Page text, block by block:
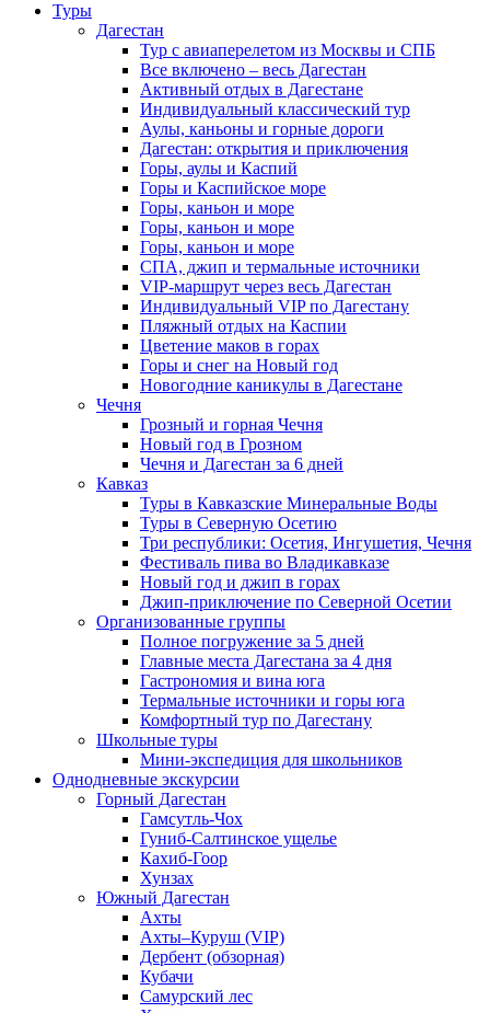
Туры
Дагестан
Тур с авиаперелетом из Москвы и СПБ
Все включено – весь Дагестан
Активный отдых в Дагестане
Индивидуальный классический тур
Аулы, каньоны и горные дороги
Дагестан: открытия и приключения
Горы, аулы и Каспий
Горы и Каспийское море
Горы, каньон и море
Горы, каньон и море
Горы, каньон и море
СПА, джип и термальные источники
VIP-маршрут через весь Дагестан
Индивидуальный VIP по Дагестану
Пляжный отдых на Каспии
Цветение маков в горах
Горы и снег на Новый год
Новогодние каникулы в Дагестане
Чечня
Грозный и горная Чечня
Новый год в Грозном
Чечня и Дагестан за 6 дней
Кавказ
Туры в Кавказские Минеральные Воды
Туры в Северную Осетию
Три республики: Осетия, Ингушетия, Чечня
Фестиваль пива во Владикавказе
Новый год и джип в горах
Джип-приключение по Северной Осетии
Организованные группы
Полное погружение за 5 дней
Главные места Дагестана за 4 дня
Гастрономия и вина юга
Термальные источники и горы юга
Комфортный тур по Дагестану
Школьные туры
Мини-экспедиция для школьников
Однодневные экскурсии
Горный Дагестан
Гамсутль-Чох
Гуниб-Салтинское ущелье
Кахиб-Гоор
Хунзах
Южный Дагестан
Ахты
Ахты–Куруш (VIP)
Дербент (обзорная)
Кубачи
Самурский лес